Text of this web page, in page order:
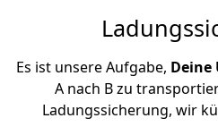
Es ist unsere Aufgabe, Deine
A nach B zu
Ladungssicherung, wir